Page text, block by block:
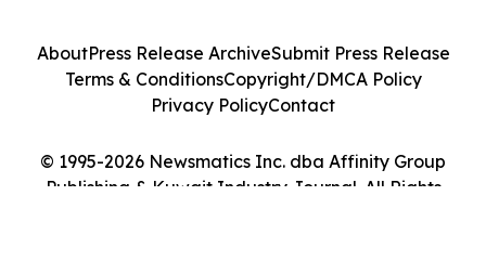
© 1995-2026 Newsmatics Inc. dba Affinity Group
Publishing & Kuwait Industry Journal. All Rights
AboutPress Release ArchiveSubmit Press Release
Terms & ConditionsCopyright/DMCA Policy
Privacy PolicyContact